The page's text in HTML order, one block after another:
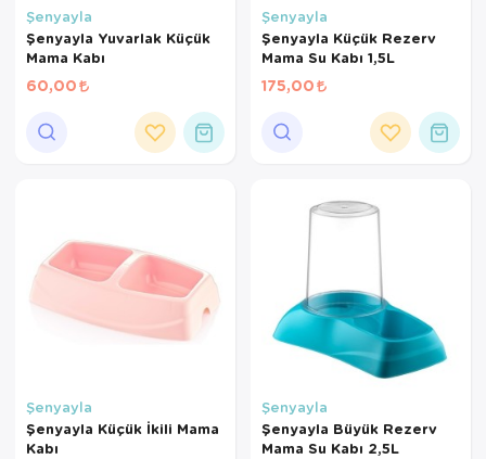
Şenyayla
Şenyayla Yuvarlak Küçük
Mama Kabı
60,00
Şenyayla
Şenyayla Küçük Rezerv
Mama Su Kabı 1,5L
175,00
Şenyayla
Şenyayla Küçük İkili Mama
Kabı
Şenyayla
Şenyayla Büyük Rezerv
Mama Su Kabı 2,5L